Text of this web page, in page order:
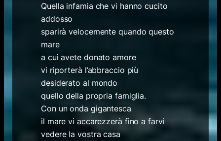
Quella infamia che vi hanno cucito
addosso
sparirà velocemente quando questo
mare
a cui avete donato amore
vi riporterà l’abbraccio più
desiderato al mondo
quello della propria famiglia.
Con un onda gigantesca
il mare vi accarezzerà fino a farvi
vedere la vostra casa